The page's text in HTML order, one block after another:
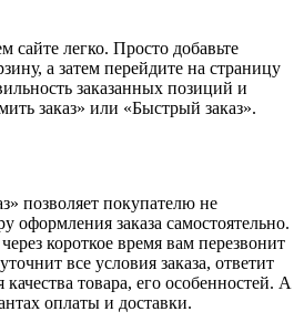
сайте легко. Просто добавьте
а затем перейдите на страницу
заказанных позиций и
заказ» или «Быстрый заказ».
позволяет покупателю не
оформления заказа самостоятельно.
короткое время вам перезвонит
все условия заказа, ответит
товара, его особенностей. А
оплаты и доставки.